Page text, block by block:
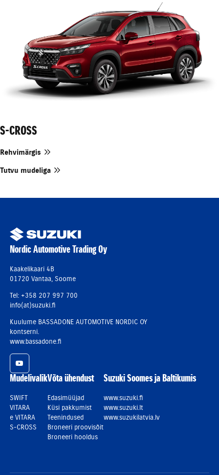
S-CROSS
Rehvimärgis
Tutvu mudeliga
Nordic Automotive Trading Oy
Kaakelikaari 4B
01720 Vantaa, Soome
Tel: +358 207 997 700
info(at)suzuki.fi
Kuulume BASSADONE AUTOMOTIVE NORDIC OY
kontserni.
www.bassadone.fi
YouTube
Mudelivalik
SWIFT
VITARA
e VITARA
S-CROSS
Võta ühendust
Edasimüüjad
Küsi pakkumist
Teenindused
Broneeri proovisõit
Broneeri hooldus
Suzuki Soomes ja Baltikumis
www.suzuki.fi
www.suzuki.lt
www.suzukilatvia.lv